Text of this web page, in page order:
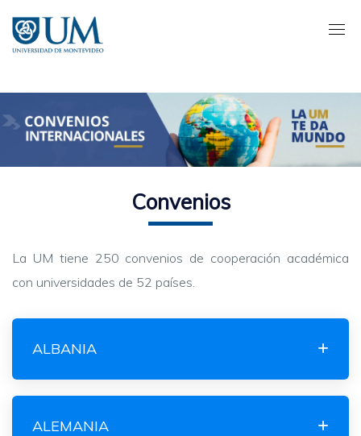
contenido
principal
Convenios
La UM tiene 250 convenios de cooperación académica
con universidades de 52 países.
ALBANIA
ALEMANIA